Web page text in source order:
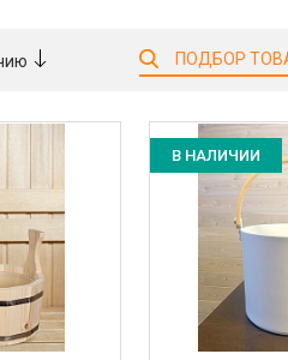
ПОДБОР
В НАЛИЧИИ